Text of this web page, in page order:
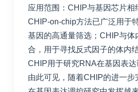
应用范围：CHIP与基因芯片相
CHIP-on-chip方法已广泛用于
基因的高通量筛选；CHIP与体
合，用于寻找反式因子的体内
CHIP用于研究RNA在基因表达
由此可见，随着CHIP的进一步